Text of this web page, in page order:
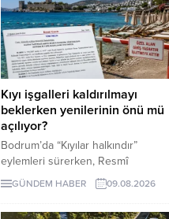
Kıyı işgalleri kaldırılmayı
beklerken yenilerinin önü mü
açılıyor?
Bodrum’da “Kıyılar halkındır”
eylemleri sürerken, Resmî
Gazete’de yayımlanan
yönetmelikle kıyı ve sahil
GÜNDEM HABER 09.08.2026